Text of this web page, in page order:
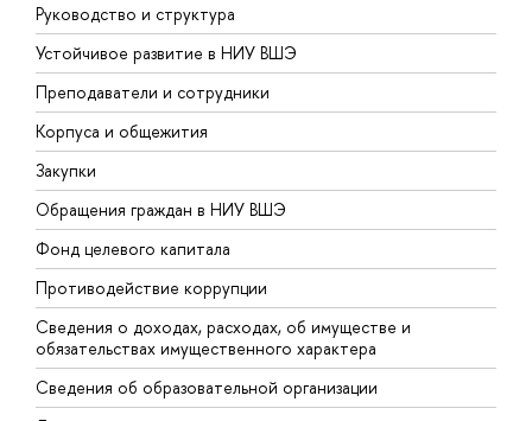
Руководство и структура
Устойчивое развитие в НИУ ВШЭ
Преподаватели и сотрудники
Корпуса и общежития
Закупки
Обращения граждан в НИУ ВШЭ
Фонд целевого капитала
Противодействие коррупции
Сведения о доходах, расходах, об имуществе и
обязательствах имущественного характера
Сведения об образовательной организации